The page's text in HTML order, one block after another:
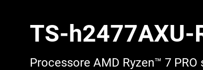
TS-h2477AXU-
Processore AMD Ryzen™ 7 PRO